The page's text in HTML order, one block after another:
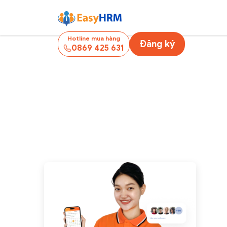
Hotline mua hàng
0869 425 631 Đăng ký